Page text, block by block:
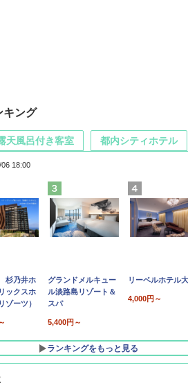
キング
18:00
杉乃井ホ
ックスホ
ゾーツ）
グランドメルキュー
ル淡路島リゾート＆
スパ
5,400円～
リーベルホテル
4,000円～
ランキングをもっと見る
天風呂付き客室 都内シティホテル